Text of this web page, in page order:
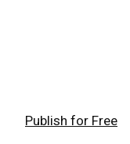
Publish for Free